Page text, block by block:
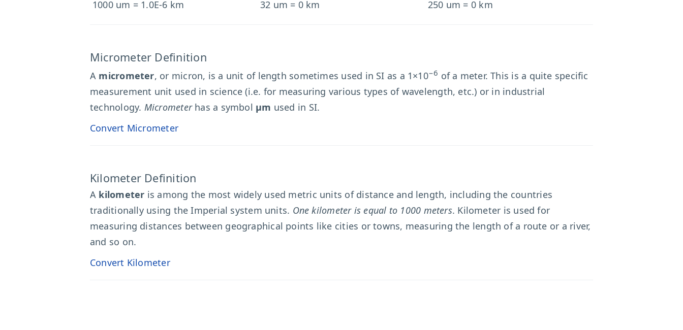
1000 um = 1.0E-6 km
32 um = 0 km 250 um = 0 km
Micrometer Definition
A micrometer, or micron, is a unit of length sometimes used in SI as a 1×10−6 of a meter. This is a quite specific
measurement unit used in science (i.e. for measuring various types of wavelength, etc.) or in industrial
technology. Micrometerhas a symbol µm used in SI.
Convert Micrometer
Kilometer Definition
A kilometer is among the most widely used metric units of distance and length, including the countries
traditionally using the Imperial system units. One kilometer is equal to 1000 meters. Kilometer is used for
measuring distances between geographical points like cities or towns, measuring the length of a route or a river,
and so on.
Convert Kilometer